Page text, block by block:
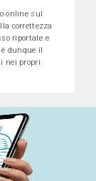
online sul
correttezza
riportate e
dunque il
nei propri